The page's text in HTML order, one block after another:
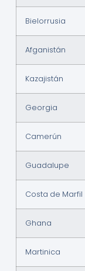
Bielorrusia
Afganistán
Kazajistán
Georgia
Camerún
Guadalupe
Costa de Marfil
Ghana
Martinica